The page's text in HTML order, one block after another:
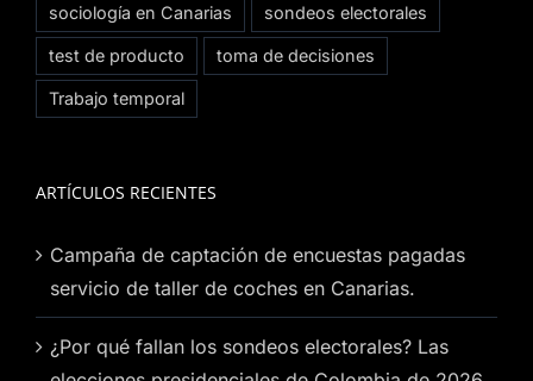
sociología en Canarias sondeos electorales
test de producto toma de decisiones
Trabajo temporal
ARTÍCULOS RECIENTES
Campaña de captación de encuestas pagadas
servicio de taller de coches en Canarias.
¿Por qué fallan los sondeos electorales? Las